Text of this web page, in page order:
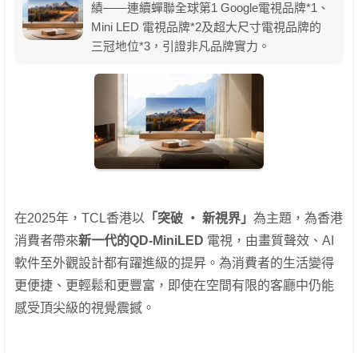
績——連續蟬聯全球第1 Google電視品牌*1、
Mini LED 電視品牌*2及超大尺寸電視品牌的
三冠地位*3，引證非凡品牌實力。
在2025年，TCL香港以 「突破 ‧ 新視界」 為主題，為香港
消費者帶來新一代的QD-MiniLED 電視，由畫質聲效、AI
軟件至外觀設計都有躍進級的提昇。為消費者的生活變得
更便捷、更輕鬆和更豐富，即使在空間有限的客廳中仍能
感受頂尖級的視覺震撼。